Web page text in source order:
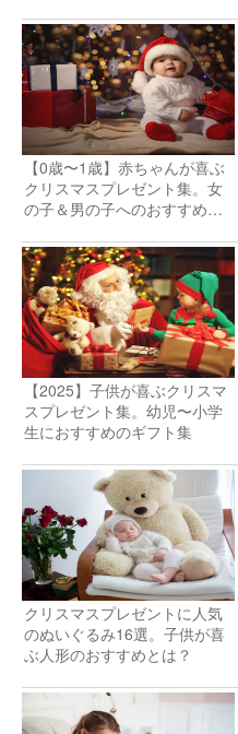
【0歳〜1歳】赤ちゃんが喜ぶ
クリスマスプレゼント集。女
の子＆男の子へのおすすめギ
【2025】子供が喜ぶクリスマ
スプレゼント集。幼児〜小学
生におすすめのギフト集
クリスマスプレゼントに人気
のぬいぐるみ16選。子供が喜
ぶ人形のおすすめとは？